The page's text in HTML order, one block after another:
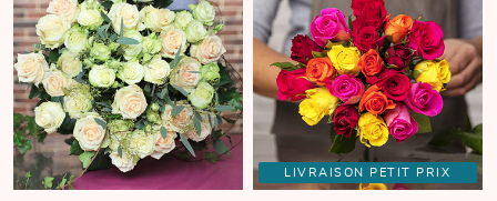
LIVRAISON PETIT PRIX